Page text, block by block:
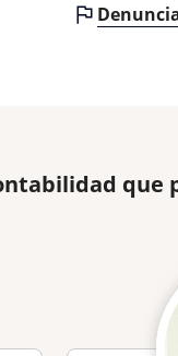
que